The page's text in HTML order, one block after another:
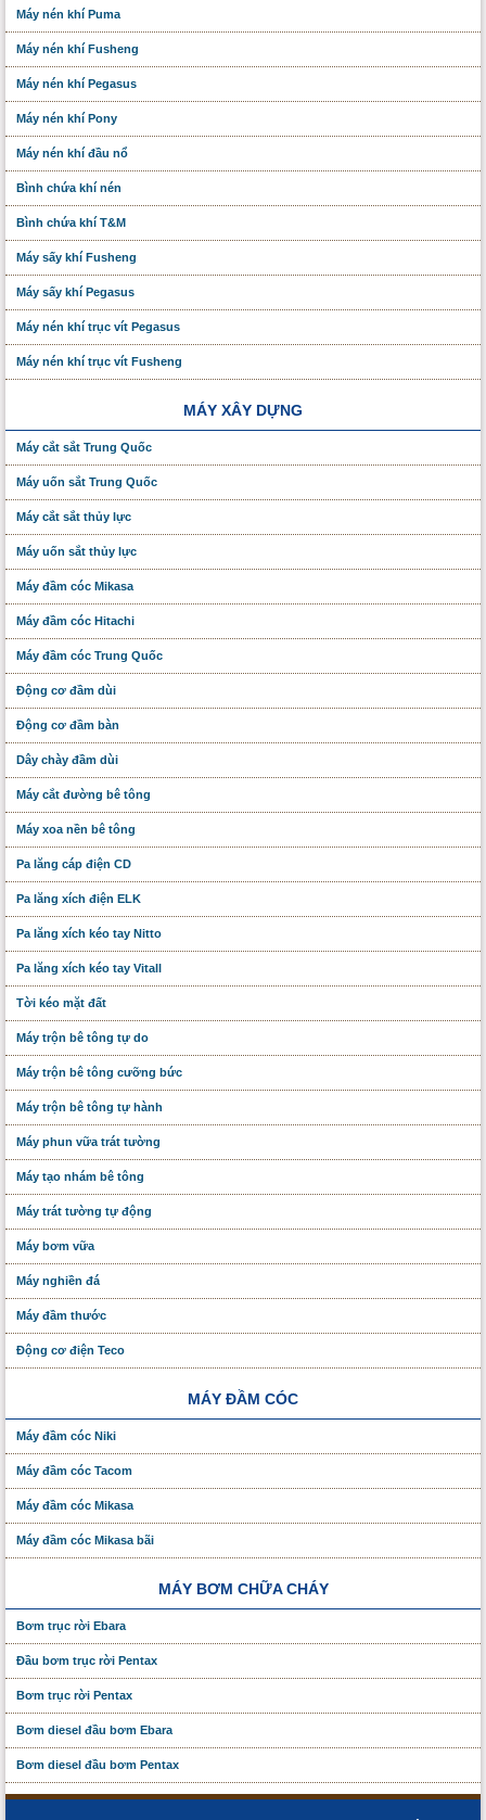
Máy nén khí Puma
Máy nén khí Fusheng
Máy nén khí Pegasus
Máy nén khí Pony
Máy nén khí đầu nổ
Bình chứa khí nén
Bình chứa khí T&M
Máy sấy khí Fusheng
Máy sấy khí Pegasus
Máy nén khí trục vít Pegasus
Máy nén khí trục vít Fusheng
MÁY XÂY DỰNG
Máy cắt sắt Trung Quốc
Máy uốn sắt Trung Quốc
Máy cắt sắt thủy lực
Máy uốn sắt thủy lực
Máy đầm cóc Mikasa
Máy đầm cóc Hitachi
Máy đầm cóc Trung Quốc
Động cơ đầm dùi
Động cơ đầm bàn
Dây chày đầm dùi
Máy cắt đường bê tông
Máy xoa nền bê tông
Pa lăng cáp điện CD
Pa lăng xích điện ELK
Pa lăng xích kéo tay Nitto
Pa lăng xích kéo tay Vitall
Tời kéo mặt đất
Máy trộn bê tông tự do
Máy trộn bê tông cưỡng bức
Máy trộn bê tông tự hành
Máy phun vữa trát tường
Máy tạo nhám bê tông
Máy trát tường tự động
Máy bơm vữa
Máy nghiền đá
Máy đầm thước
Động cơ điện Teco
MÁY ĐẦM CÓC
Máy đầm cóc Niki
Máy đầm cóc Tacom
Máy đầm cóc Mikasa
Máy đầm cóc Mikasa bãi
MÁY BƠM CHỮA CHÁY
Bơm trục rời Ebara
Đầu bơm trục rời Pentax
Bơm trục rời Pentax
Bơm diesel đầu bơm Ebara
Bơm diesel đầu bơm Pentax